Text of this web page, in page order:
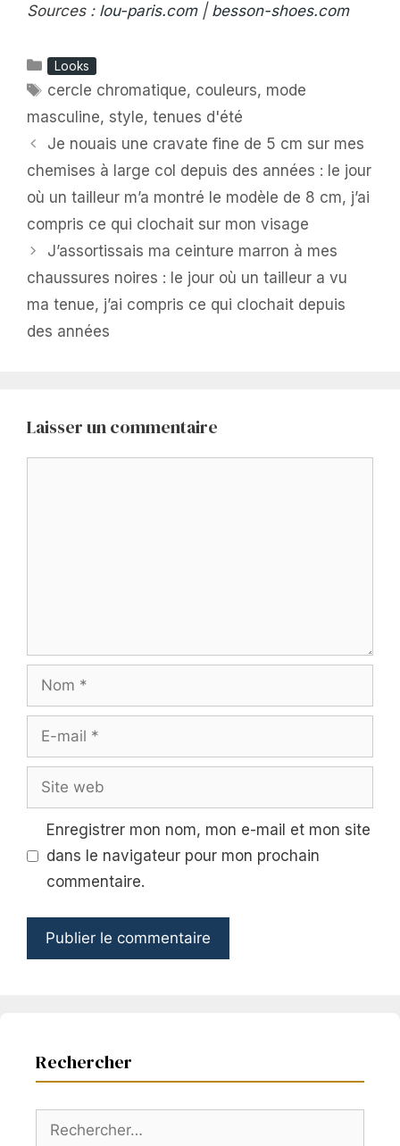
Sources : lou-paris.com| besson-shoes.com
Catégories
Looks
Étiquettes
cercle chromatique, couleurs, mode
masculine, style, tenues d'été
Je nouais une cravate fine de 5 cm sur mes
chemises à large col depuis des années : le jour
où un tailleur m’a montré le modèle de 8 cm, j’ai
compris ce qui clochait sur mon visage
J’assortissais ma ceinture marron à mes
chaussures noires : le jour où un tailleur a vu
ma tenue, j’ai compris ce qui clochait depuis
des années
Laisser un commentaire
Nom
mail
Site
web
Enregistrer mon nom, mon e-mail et mon site
dans le navigateur pour mon prochain
commentaire.
Rechercher
Rechercher :